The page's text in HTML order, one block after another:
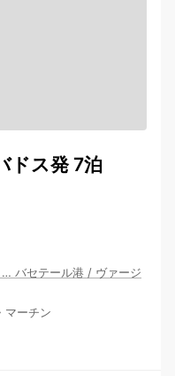
ドス発 7泊
… バセテール港 / ヴァージ
マーチン